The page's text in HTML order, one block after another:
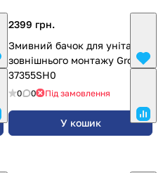
2399 грн.
Змивний бачок для унітазу
зовнішнього монтажу Grohe
37355SH0
0 0 Під замовлення
У кошик